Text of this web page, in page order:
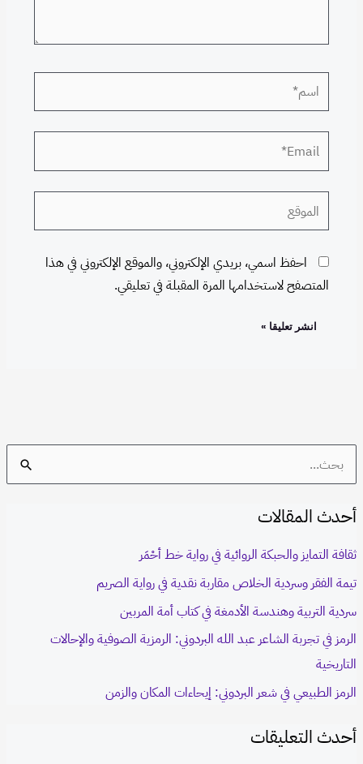
اسم*
Email*
الموقع
احفظ اسمي، بريدي الإلكتروني، والموقع الإلكتروني في هذا
المتصفح لاستخدامها المرة المقبلة في تعليقي.
a
h
f
o
r
:
أحدث المقالات
ثقافة التمايز والحبكة الروائية في رواية خط أحْمَر
تيمة الفقر وسردية الخلاص مقاربة نقدية في رواية الصريم
سردية التربية وهندسة الأدمغة في كتاب أمة المربين
الرمز في تجربة الشاعر عبد الله البردوني: الرمزية الصوفية والإحالات
التاريخية
الرمز الطبيعي في شعر البردوني: إيحاءات المكان والزمن
أحدث التعليقات